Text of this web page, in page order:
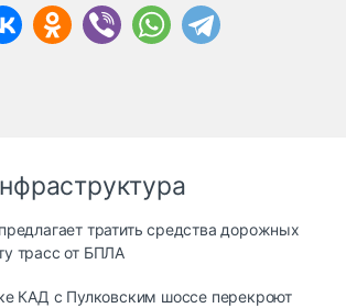
тратить средства дорожных
трасс от БПЛА
КАД с Пулковским шоссе перекроют